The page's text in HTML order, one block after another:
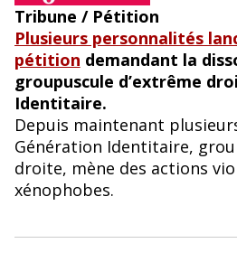
Tribune / Pétition
Plusieurs personnalités
pétition demandant la
groupuscule d’extrême
Identitaire.
Depuis maintenant
Génération Identitaire,
droite, mène des actions
xénophobes.